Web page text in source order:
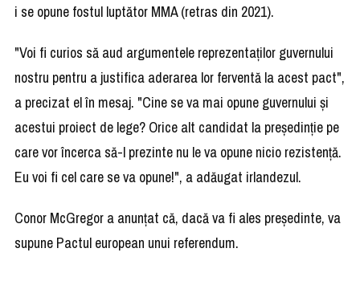
i se opune fostul luptător MMA (retras din 2021).
"Voi fi curios să aud argumentele reprezentaţilor guvernului
nostru pentru a justifica aderarea lor ferventă la acest pact",
a precizat el în mesaj. "Cine se va mai opune guvernului şi
acestui proiect de lege? Orice alt candidat la preşedinţie pe
care vor încerca să-l prezinte nu le va opune nicio rezistenţă.
Eu voi fi cel care se va opune!", a adăugat irlandezul.
Conor McGregor a anunţat că, dacă va fi ales preşedinte, va
supune Pactul european unui referendum.